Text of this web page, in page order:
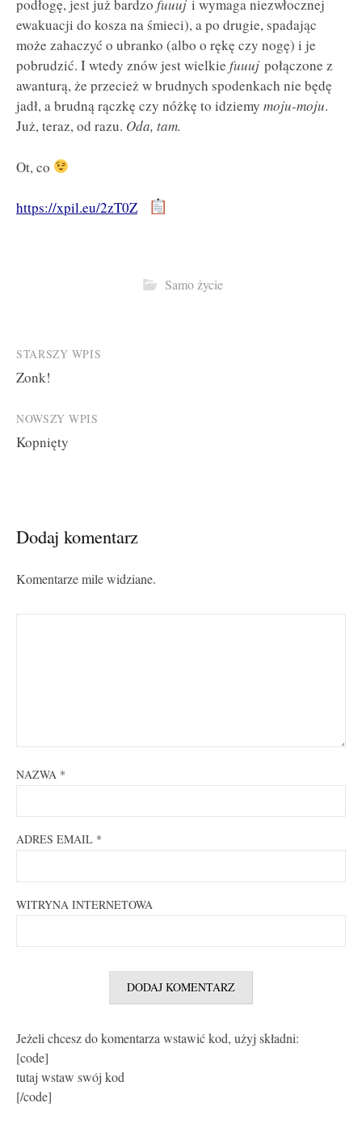
podłogę, jest już bardzo fuuuj i wymaga niezwłocznej
ewakuacji do kosza na śmieci), a po drugie, spadając
może zahaczyć o ubranko (albo o rękę czy nogę) i je
pobrudzić. I wtedy znów jest wielkie fuuuj połączone z
awanturą, że przecież w brudnych spodenkach nie będę
jadł, a brudną rączkę czy nóżkę to idziemy moju-moju.
Już, teraz, od razu. Oda, tam.
Ot, co
https://xpil.eu/2zT0Z
Samo życie
Post
navigation
STARSZY WPIS
Zonk!
NOWSZY WPIS
Kopnięty
Dodaj komentarz
Komentarze mile widziane.
NAZWA *
ADRES EMAIL *
WITRYNA INTERNETOWA
Jeżeli chcesz do komentarza wstawić kod, użyj składni:
[code]
tutaj wstaw swój kod
[/code]